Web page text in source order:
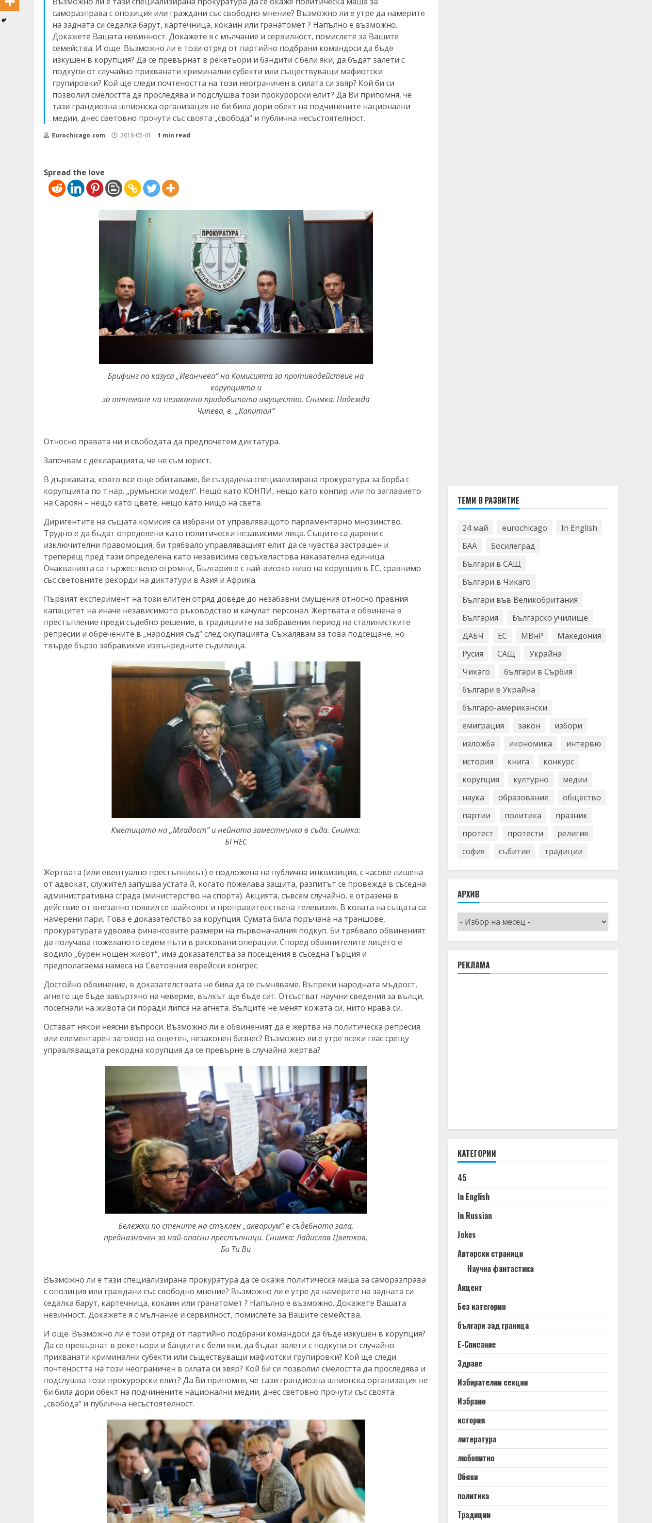
саморазправа с опозиция или граждани със свободно мнение? Възможно ли е утре да намерите
на задната си седалка барут, картечница, кокаин или гранатомет ? Напълно е възможно.
Докажете Вашата невинност. Докажете я с мълчание и сервилност, помислете за Вашите
семейства. И още. Възможно ли е този отряд от партийно подбрани командоси да бъде
изкушен в корупция? Да се превърнат в рекетьори и бандити с бели яки, да бъдат залети с
подкупи от случайно прихванати криминални субекти или съществуващи мафиотски
групировки? Кой ще следи почтеността на този неограничен в силата си звяр? Кой би си
позволил смелостта да проследява и подслушва този прокурорски елит? Да Ви припомня, че
тази грандиозна шпионска организация не би била дори обект на подчинените национални
медии, днес световно прочути със своята „свобода“ и публична несъстоятелност.
Eurochicago.com 2018-05-01 1 min read
Spread the love
Брифинг по казуса „Иванчева“ на Комисията за противодействие на
корупцията и
за отнемане на незаконно придобитото имущество. Снимка: Надежда
Чипева, в. „Капитал“
Относно правата ни и свободата да предпочетем диктатура.
Започвам с декларацията, че не съм юрист.
В държавата, която все още обитаваме, бе създадена специализирана прокуратура за борба с
корупцията по т.нар. „румънски модел“. Нещо като КОНПИ, нещо като конпир или по заглавието
на Сароян – нещо като цвете, нещо като нищо на света.
Диригентите на същата комисия са избрани от управляващото парламентарно мнозинство.
Трудно е да бъдат определени като политически независими лица. Същите са дарени с
изключителни правомощия, би трябвало управляващият елит да се чувства застрашен и
треперещ пред тази определена като независима свръхвластова наказателна единица.
Очакванията са тържествено огромни, България е с най-високо ниво на корупция в ЕС, сравнимо
със световните рекорди на диктатури в Азия и Африка.
Първият експеримент на този елитен отряд доведе до незабавни смущения относно правния
капацитет на иначе независимото ръководство и качулат персонал. Жертвата е обвинена в
престъпление преди съдебно решение, в традициите на забравения период на сталинистките
репресии и обречените в „народния съд“ след окупацията. Съжалявам за това подсещане, но
твърде бързо забравихме извънредните съдилища.
Кметицата на „Младост“ и нейната заместничка в съда. Снимка:
БГНЕС
Жертвата (или евентуално престъпникът) е подложена на публична инквизиция, с часове лишена
от адвокат, служител запушва устата й, когато пожелава защита, разпитът се провежда в съседна
административна сграда (министерство на спорта). Акцията, съвсем случайно, е отразена в
действие от внезапно появил се шайколог и проправителствена телевизия. В колата на същата са
намерени пари. Това е доказателство за корупция. Сумата била поръчана на траншове,
прокуратурата удвоява финансовите размери на първоначалния подкуп. Би трябвало обвиненият
да получава пожеланото седем пъти в рисковани операции. Според обвинителите лицето е
водило „бурен нощен живот“, има доказателства за посещения в съседна Гърция и
предполагаема намеса на Световния еврейски конгрес.
Достойно обвинение, в доказателствата не бива да се съмняваме. Въпреки народната мъдрост,
агнето ще бъде завъртяно на чеверме, вълкът ще бъде сит. Отсъстват научни сведения за вълци,
посегнали на живота си поради липса на агнета. Вълците не менят кожата си, нито нрава си.
Остават някои неясни въпроси. Възможно ли е обвиненият да е жертва на политическа репресия
или елементарен заговор на ощетен, незаконен бизнес? Възможно ли е утре всеки глас срещу
управляващата рекордна корупция да се превърне в случайна жертва?
Бележки по стените на стъклен „аквариум“ в съдебната зала,
предназначен за най-опасни престъпници. Снимка: Ладислав Цветков,
Би Ти Ви
Възможно ли е тази специализирана прокуратура да се окаже политическа маша за саморазправа
с опозиция или граждани със свободно мнение? Възможно ли е утре да намерите на задната си
седалка барут, картечница, кокаин или гранатомет ? Напълно е възможно. Докажете Вашата
невинност. Докажете я с мълчание и сервилност, помислете за Вашите семейства.
И още. Възможно ли е този отряд от партийно подбрани командоси да бъде изкушен в корупция?
Да се превърнат в рекетьори и бандити с бели яки, да бъдат залети с подкупи от случайно
прихванати криминални субекти или съществуващи мафиотски групировки? Кой ще следи
почтеността на този неограничен в силата си звяр? Кой би си позволил смелостта да проследява и
подслушва този прокурорски елит? Да Ви припомня, че тази грандиозна шпионска организация не
би била дори обект на подчинените национални медии, днес световно прочути със своята
„свобода“ и публична несъстоятелност.
ТЕМИ В РАЗВИТИЕ
24 май eurochicago
In English
БАА
Босилеград
Българи в САЩ
Българи в Чикаго
Българи във Великобритания
България
Българско училище
ДАБЧ
ЕС МВнР
Македония
Русия
САЩ
Украйна
Чикаго
българи в Сърбия
българи в Украйна
българо-американски
емиграция
закон
избори
изложба
икономика
интервю
история
книга
конкурс
корупция
културно
медии
наука
образование
общество
партии
политика
празник
протест
протести
религия
софия
събитие традиции
АРХИВ
Архив
РЕКЛАМА
КАТЕГОРИИ
45
In English
In Russian
Jokes
Авторски страници
Научна фантастика
Акцент
Без категория
българи зад граница
Е-Списание
Здраве
Избирателни секции
Избрано
история
литература
любопитно
Обяви
политика
Традиции